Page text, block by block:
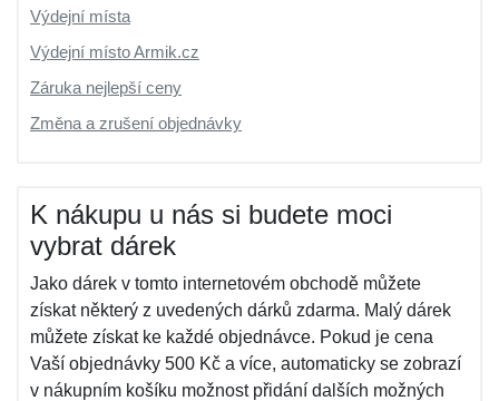
Výdejní místa
Výdejní místo Armik.cz
Záruka nejlepší ceny
Změna a zrušení objednávky
K nákupu u nás si budete moci
vybrat dárek
Jako dárek v tomto internetovém obchodě můžete
získat některý z uvedených dárků zdarma. Malý dárek
můžete získat ke každé objednávce. Pokud je cena
Vaší objednávky 500 Kč a více, automaticky se zobrazí
v nákupním košíku možnost přidání dalších možných